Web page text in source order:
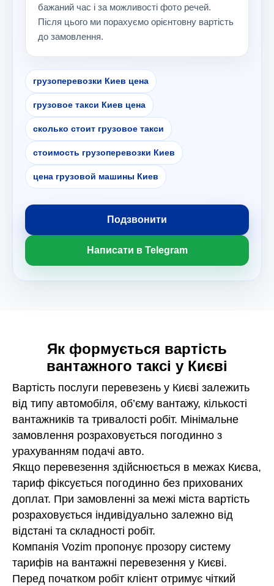
бажаний час і за можливості фото речей.
Після цього ми порахуємо орієнтовну вартість
до замовлення.
грузоперевозки Киев цена
грузовое такси Киев цена
сколько стоит грузовое такси
стоимость грузоперевозки Киев
цена грузовой машины Киев
Подзвонити
Написати в Telegram
Як формується вартість
вантажного таксі у Києві
Вартість послуги перевезень у Києві залежить
від типу автомобіля, об’єму вантажу, кількості
вантажників та тривалості робіт. Мінімальне
замовлення розраховується погодинно з
урахуванням подачі авто.
Якщо перевезення здійснюється в межах Києва,
тариф фіксується погодинно без прихованих
доплат. При замовленні за межі міста вартість
розраховується індивідуально залежно від
відстані та складності робіт.
Компанія Vozim пропонує прозору систему
тарифів на вантажні перевезення у Києві.
Перед початком робіт клієнт отримує чіткий